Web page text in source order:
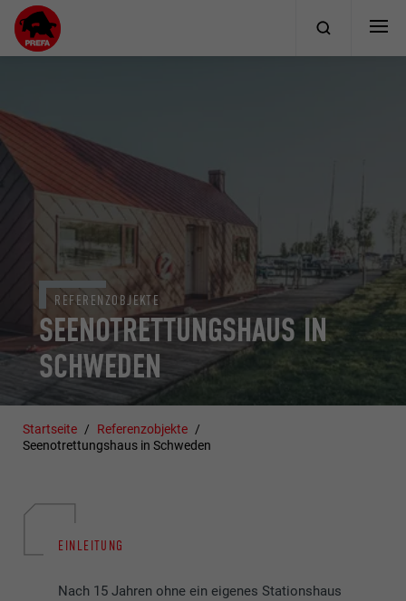
SEENOTRETTUNGSHAUS IN
SCHWEDEN
REFERENZOBJEKTE
Startseite
Referenzobjekte
Seenotrettungshaus in Schweden
EINLEITUNG
Nach 15 Jahren ohne ein eigenes Stationshaus